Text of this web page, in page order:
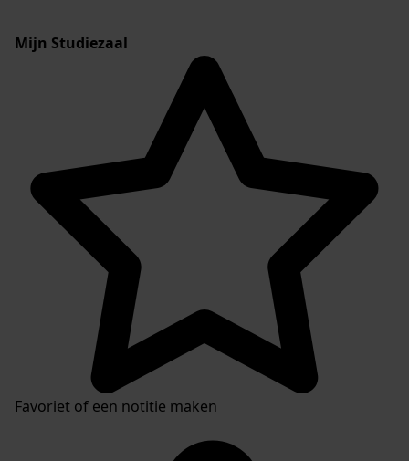
Mijn Studiezaal
Favoriet of een notitie maken